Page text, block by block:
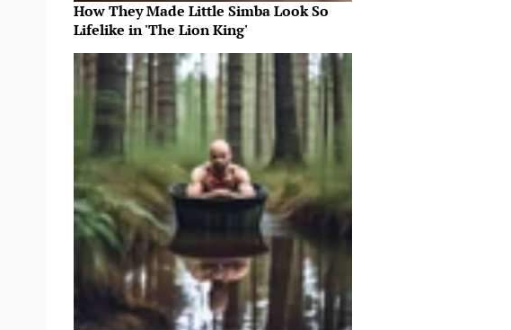
How They Made Little Simba Look So
Lifelike in 'The Lion King'